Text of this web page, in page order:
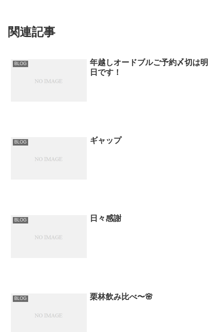
関連記事
BLOG
年越しオードブルご予約〆切は明
日です！
BLOG ギャップ
BLOG 日々感謝
BLOG 栗林飲み比べ〜🌸